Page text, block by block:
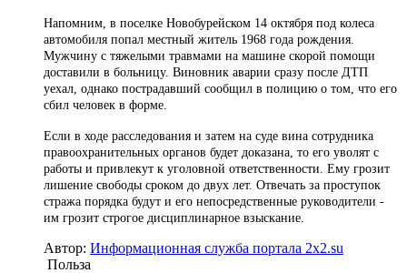
Напомним, в поселке Новобурейском 14 октября под колеса
автомобиля попал местный житель 1968 года рождения.
Мужчину с тяжелыми травмами на машине скорой помощи
доставили в больницу. Виновник аварии сразу после ДТП
уехал, однако пострадавший сообщил в полицию о том, что его
сбил человек в форме.
Если в ходе расследования и затем на суде вина сотрудника
правоохранительных органов будет доказана, то его уволят с
работы и привлекут к уголовной ответственности. Ему грозит
лишение свободы сроком до двух лет. Отвечать за проступок
стража порядка будут и его непосредственные руководители -
им грозит строгое дисциплинарное взыскание.
Автор: Информационная служба портала 2x2.su
Польза